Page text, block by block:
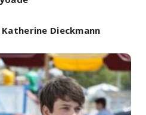
Katherine Dieckmann